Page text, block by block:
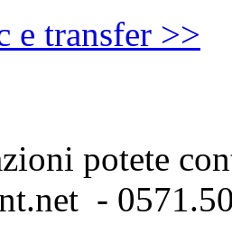
e transfer >>
potete
-